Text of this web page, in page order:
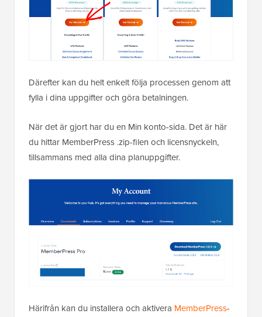
Därefter kan du helt enkelt följa processen genom att
fylla i dina uppgifter och göra betalningen.
När det är gjort har du en Min konto-sida. Det är här
du hittar MemberPress .zip-filen och licensnyckeln,
tillsammans med alla dina planuppgifter.
Härifrån kan du installera och aktivera MemberPress-